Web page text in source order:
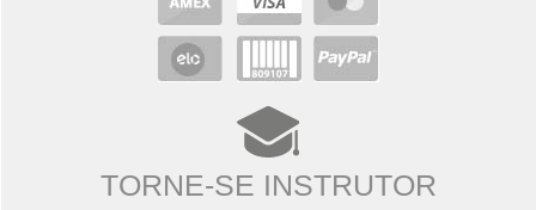
TORNE-SE INSTRUTOR